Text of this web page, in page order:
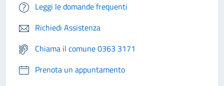
Leggi le domande frequenti
Richiedi Assistenza
Chiama il comune 0363 3171
Prenota un appuntamento